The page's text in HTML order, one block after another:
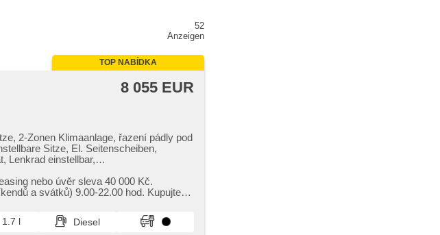
52
Anzeigen
TOP NABÍDKA
8 055 EUR
2-Zonen Klimaanlage, řazení pádly pod
Sitze, El. Seitenscheiben,
Lenkrad einstellbar,
El. Spiegel, Servolenkung,
Elektronisches
ruční brzda, 6x Airbag
nebo úvěr sleva 40 000 Kč.
a svátků) 9.00​-22.00 hod. Kupujte
1.7 l Diesel